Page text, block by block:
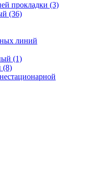
прокладки (3)
(36)
линий
(1)
(8)